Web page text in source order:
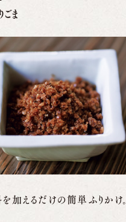
ま
加えるだけの簡単ふりかけ。